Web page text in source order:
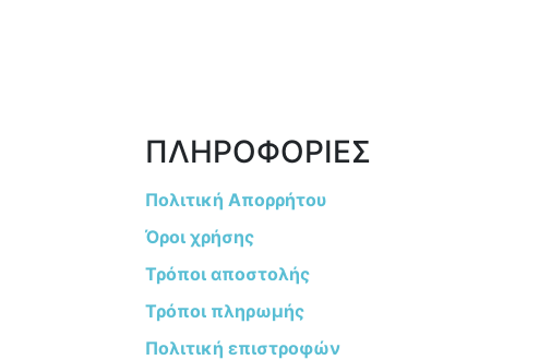
ΠΛΗΡΟΦΟΡΙΕΣ
Πολιτική Απορρήτου
Όροι χρήσης
Τρόποι αποστολής
Τρόποι πληρωμής
Πολιτική επιστροφών